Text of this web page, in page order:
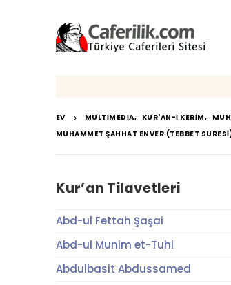
EV MULTIMEDIA, KUR'AN-I KERIM,
MUHAMMET ŞAHHAT ENVER (TEBBET
Kur’an Tilavetleri
Abd-ul Fettah Şaşai
Abd-ul Munim et-Tuhi
Abdulbasit Abdussamed